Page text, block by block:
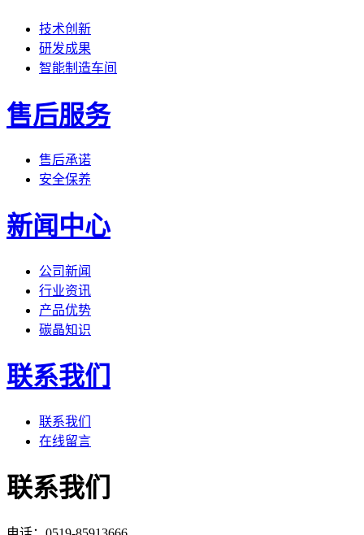
技术创新
研发成果
智能制造车间
售后服务
售后承诺
安全保养
新闻中心
公司新闻
行业资讯
产品优势
碳晶知识
联系我们
联系我们
在线留言
联系我们